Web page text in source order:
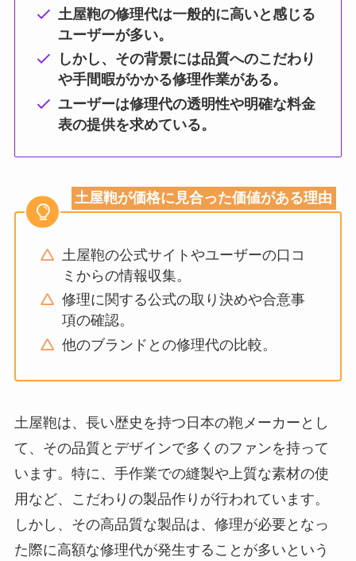
土屋鞄の修理代は一般的に高いと感じる
ユーザーが多い。
しかし、その背景には品質へのこだわり
や手間暇がかかる修理作業がある。
ユーザーは修理代の透明性や明確な料金
表の提供を求めている。
土屋鞄が価格に見合った価値がある理由
土屋鞄の公式サイトやユーザーの口コ
ミからの情報収集。
修理に関する公式の取り決めや合意事
項の確認。
他のブランドとの修理代の比較。
土屋鞄は、長い歴史を持つ日本の鞄メーカーとし
て、その品質とデザインで多くのファンを持って
います。特に、手作業での縫製や上質な素材の使
用など、こだわりの製品作りが行われています。
しかし、その高品質な製品は、修理が必要となっ
た際に高額な修理代が発生することが多いという